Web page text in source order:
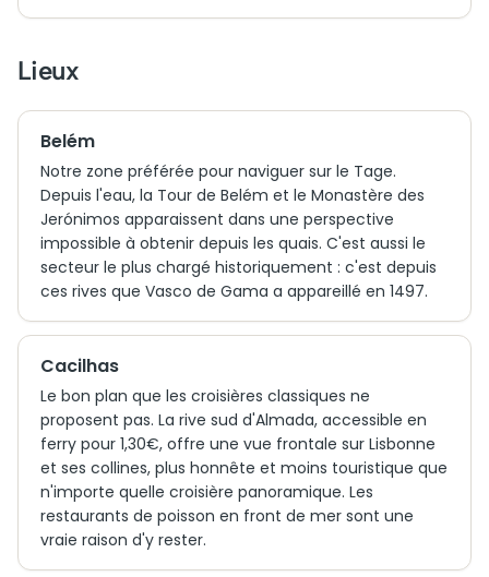
Lieux
Belém
Notre zone préférée pour naviguer sur le Tage.
Depuis l'eau, la Tour de Belém et le Monastère des
Jerónimos apparaissent dans une perspective
impossible à obtenir depuis les quais. C'est aussi le
secteur le plus chargé historiquement : c'est depuis
ces rives que Vasco de Gama a appareillé en 1497.
Cacilhas
Le bon plan que les croisières classiques ne
proposent pas. La rive sud d'Almada, accessible en
ferry pour 1,30€, offre une vue frontale sur Lisbonne
et ses collines, plus honnête et moins touristique que
n'importe quelle croisière panoramique. Les
restaurants de poisson en front de mer sont une
vraie raison d'y rester.